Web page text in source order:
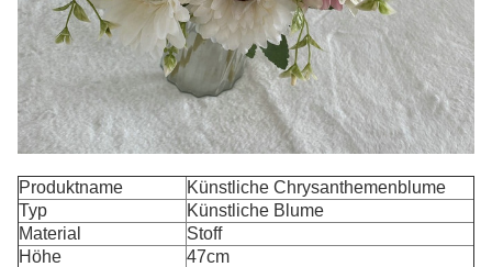
Produktname
Künstliche Chrysanthemenblume
Typ
Künstliche Blume
Material
Stoff
Höhe
47cm